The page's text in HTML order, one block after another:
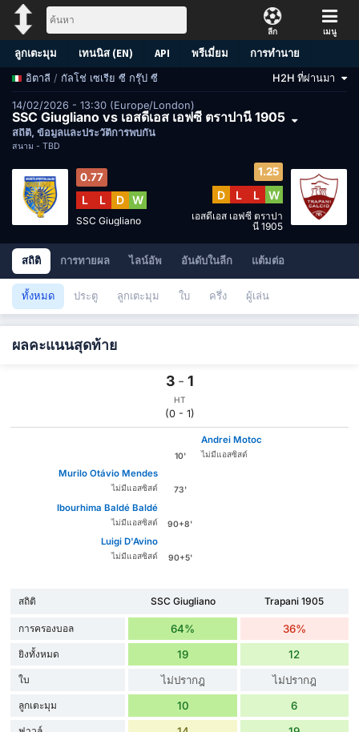
ลีก เมนู
ลูกเตะมุม เทนนิส (EN) API พรีเมี่ยม การทำนาย
อิตาลี / กัลโช่ เซเรีย ซี กรุ๊ป ซี H2H ที่ผ่านมา
14/02/2026 - 13:30 (Europe/London)
SSC Giugliano vs เอสดีเอส เอฟซี ตราปานี 1905
สถิติ, ข้อมูลและประวัติการพบกัน
สนาม - TBD
0.77
L L D W
SSC Giugliano
1.25
D L L W
เอสดีเอส เอฟซี ตราปา
นี 1905
สถิติ การทายผล ไลน์อัพ อันดับในลีก แต้มต่อ
ทั้งหมด ประตู ลูกเตะมุม ใบ ครึ่ง ผู้เล่น
ผลคะแนนสุดท้าย
3 - 1
HT
(0 - 1)
10'
Andrei Motoc
ไม่มีแอสซิสต์
Murilo Otávio Mendes
ไม่มีแอสซิสต์ 73'
Ibourhima Baldé Baldé
ไม่มีแอสซิสต์ 90+8'
Luigi D'Avino
ไม่มีแอสซิสต์ 90+5'
สถิติ SSC Giugliano Trapani 1905
การครองบอล 64% 36%
ยิงทั้งหมด 19 12
ใบ ไม่ปรากฎ ไม่ปรากฎ
ลูกเตะมุม 10 6